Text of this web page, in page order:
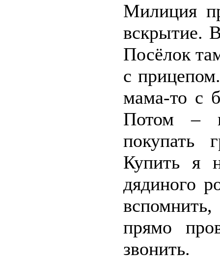
Милиция
вскрытие.
Посёлок
с
мама-то с
Потом –
покупать
Купить я
дядиного
прямо
звонить.